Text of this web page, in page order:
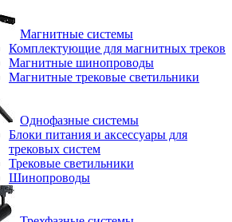
Магнитные системы
Комплектующие для магнитных треков
Магнитные шинопроводы
Магнитные трековые светильники
Однофазные системы
Блоки питания и аксессуары для
трековых систем
Трековые светильники
Шинопроводы